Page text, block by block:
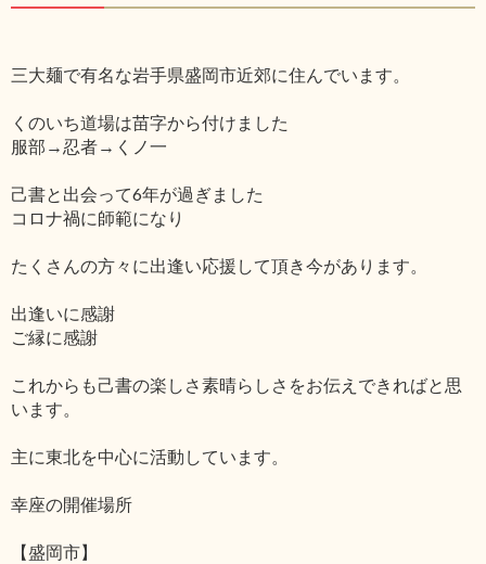
三大麺で有名な岩手県盛岡市近郊に住んでいます。
くのいち道場は苗字から付けました
服部→忍者→くノ一
己書と出会って6年が過ぎました
コロナ禍に師範になり
たくさんの方々に出逢い応援して頂き今があります。
出逢いに感謝
ご縁に感謝
これからも己書の楽しさ素晴らしさをお伝えできればと思
います。
主に東北を中心に活動しています。
幸座の開催場所
【盛岡市】